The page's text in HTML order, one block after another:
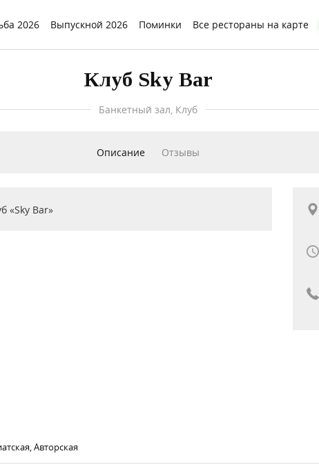
2026 Выпускной 2026 Поминки Все рестораны на карте
Клуб Sky Bar
Банкетный зал, Клуб
Описание Отзывы
Авторская